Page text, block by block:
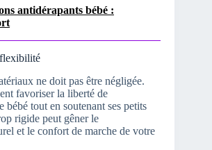
antidérapants bébé :
ne doit pas être négligée.
favoriser la liberté de
bébé tout en soutenant ses petits
rigide peut gêner le
et le confort de marche de votre